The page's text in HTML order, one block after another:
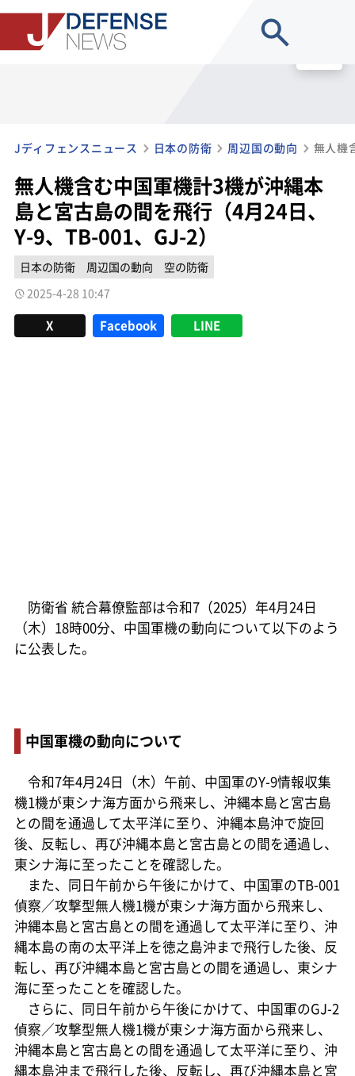
Jディフェンスニュース 日本の防衛 周辺国の動向
無人機含む中国軍機計3機が沖縄本
島と宮古島の間を飛行（4月24日、
Y-9、TB-001、GJ-2）
日本の防衛 周辺国の動向
空の防衛
2025-4-28 10:47
X Facebook LINE
防衛省 統合幕僚監部は令和7（2025）年4月24日
（木）18時00分、中国軍機の動向について以下のよう
に公表した。
中国軍機の動向について
令和7年4月24日（木）午前、中国軍のY-9情報収集
機1機が東シナ海方面から飛来し、沖縄本島と宮古島
との間を通過して太平洋に至り、沖縄本島沖で旋回
後、反転し、再び沖縄本島と宮古島との間を通過し、
東シナ海に至ったことを確認した。
また、同日午前から午後にかけて、中国軍のTB-001
偵察／攻撃型無人機1機が東シナ海方面から飛来し、
沖縄本島と宮古島との間を通過して太平洋に至り、沖
縄本島の南の太平洋上を徳之島沖まで飛行した後、反
転し、再び沖縄本島と宮古島との間を通過し、東シナ
海に至ったことを確認した。
さらに、同日午前から午後にかけて、中国軍のGJ-2
偵察／攻撃型無人機1機が東シナ海方面から飛来し、
沖縄本島と宮古島との間を通過して太平洋に至り、沖
縄本島沖まで飛行した後、反転し、再び沖縄本島と宮